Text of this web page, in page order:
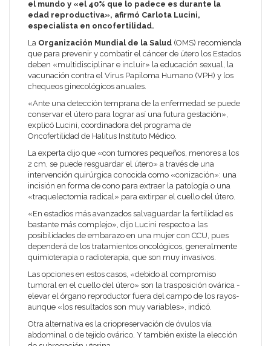
el mundo y «el 40% que lo padece es durante la
edad reproductiva», afirmó Carlota Lucini,
especialista en oncofertilidad.
La Organización Mundial de la Salud (OMS) recomienda
que para prevenir y combatir el cáncer de útero los Estados
deben «multidisciplinar e incluir» la educación sexual, la
vacunación contra el Virus Papiloma Humano (VPH) y los
chequeos ginecológicos anuales.
«Ante una detección temprana de la enfermedad se puede
conservar el útero para lograr así una futura gestación»,
explicó Lucini, coordinadora del programa de
Oncofertilidad de Halitus Instituto Médico.
La experta dijo que «con tumores pequeños, menores a los
2 cm, se puede resguardar el útero» a través de una
intervención quirúrgica conocida como «conización»: una
incisión en forma de cono para extraer la patología o una
«traquelectomia radical» para extirpar el cuello del útero.
«En estadios más avanzados salvaguardar la fertilidad es
bastante más complejo», dijo Lucini respecto a las
posibilidades de embarazo en una mujer con CCU, pues
dependerá de los tratamientos oncológicos, generalmente
quimioterapia o radioterapia, que son muy invasivos.
Las opciones en estos casos, «debido al compromiso
tumoral en el cuello del útero» son la trasposición ovárica -
elevar el órgano reproductor fuera del campo de los rayos-
aunque «los resultados son muy variables», indicó.
Otra alternativa es la criopreservación de óvulos vía
abdominal o de tejido ovárico. Y también existe la elección